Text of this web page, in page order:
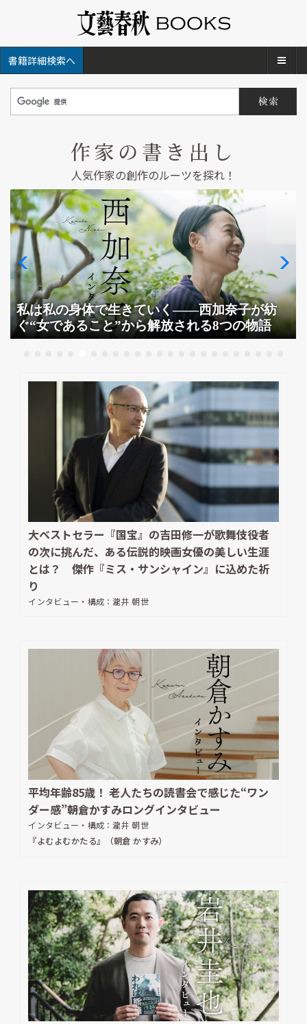
書籍詳細検索へ
作家の書き出し
人気作家の創作のルーツを探れ！
私は私の身体で生きていく――西加奈子が紡
ぐ“女であること”から解放される8つの物語
大ベストセラー『国宝』の吉田修一が歌舞伎役者
の次に挑んだ、ある伝説的映画女優の美しい生涯
とは？ 傑作『ミス・サンシャイン』に込めた祈
り
インタビュー・構成：瀧井 朝世
平均年齢85歳！ 老人たちの読書会で感じた“ワン
ダー感”――朝倉かすみロングインタビュー
インタビュー・構成：瀧井 朝世
『よむよむかたる』（朝倉 かすみ）